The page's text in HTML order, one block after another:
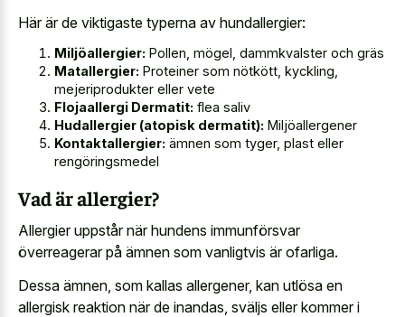
Här är de viktigaste typerna av hundallergier:
Miljöallergier: Pollen, mögel, dammkvalster och gräs
Matallergier: Proteiner som nötkött, kyckling,
mejeriprodukter eller vete
Flojaallergi Dermatit: flea saliv
Hudallergier (atopisk dermatit): Miljöallergener
Kontaktallergier: ämnen som tyger, plast eller
rengöringsmedel
Vad är allergier?
Allergier uppstår när hundens immunförsvar
överreagerar på ämnen som vanligtvis är ofarliga.
Dessa ämnen, som kallas allergener, kan utlösa en
allergisk reaktion när de inandas, sväljs eller kommer i